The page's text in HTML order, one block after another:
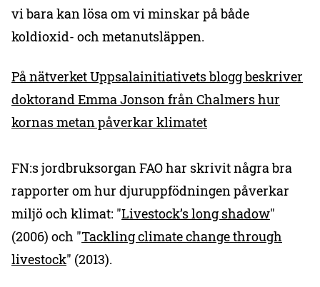
vi bara kan lösa om vi minskar på både
koldioxid- och metanutsläppen.
På nätverket Uppsalainitiativets blogg beskriver
doktorand Emma Jonson från Chalmers hur
kornas metan påverkar klimatet
FN:s jordbruksorgan FAO har skrivit några bra
rapporter om hur djuruppfödningen påverkar
miljö och klimat: "Livestock’s long shadow"
(2006) och "Tackling climate change through
livestock" (2013).